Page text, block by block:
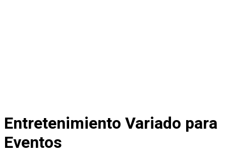
Entretenimiento Variado para
Eventos